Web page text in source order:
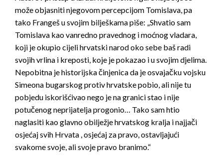
može objasniti njegovom percepcijom Tomislava, pa
tako Frangeš u svojim bilješkama piše: „Shvatio sam
Tomislava kao vanredno pravednog i moćnog vladara,
koji je okupio cijeli hrvatski narod oko sebe baš radi
svojih vrlina i kreposti, koje je pokazao i u svojim djelima.
Nepobitna je historijska činjenica da je osvajačku vojsku
Simeona bugarskog protiv hrvatske pobio, ali nije tu
pobjedu iskorišćivao nego je na granici stao i nije
potučenog neprijatelja progonio… Tako sam htio
naglasiti kao glavno obilježje hrvatskog kralja i najjači
osjećaj svih Hrvata , osjećaj za pravo, ostavljajući
svakome svoje, ali svoje pravo branimo.“